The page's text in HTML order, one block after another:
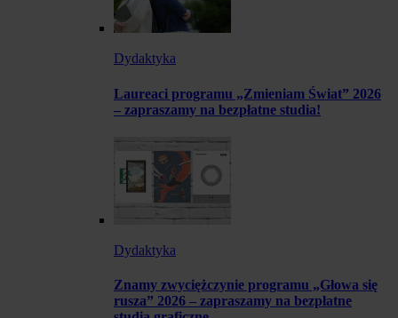
Dydaktyka
Laureaci programu „Zmieniam Świat” 2026
– zapraszamy na bezpłatne studia!
Dydaktyka
Znamy zwyciężczynie programu „Głowa się
rusza” 2026 – zapraszamy na bezpłatne